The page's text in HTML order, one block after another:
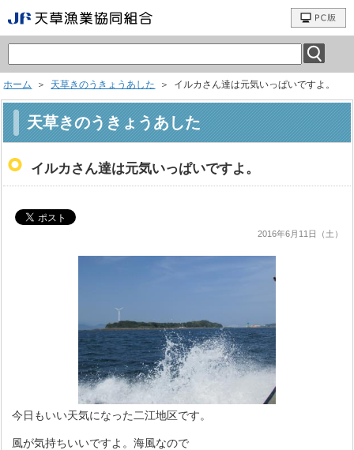
ホーム ＞ 天草きのうきょうあした ＞ イルカさん達は元気いっぱいですよ。
天草きのうきょうあした
イルカさん達は元気いっぱいですよ。
2016年6月11日（土）
今日もいい天気になった二江地区です。
風が気持ちいいですよ。海風なので